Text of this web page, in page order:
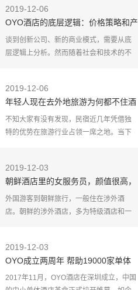
成为"兵家必争之地
2019-12-06
OYO酒店的底层逻辑：价格策略和产
品策略
谈到创新公司、新的商业模式，需要从底
层逻辑上分析。然而随着社会和技术的不
滴、拼多多、抖音
2019-12-06
年轻人现在去外地旅游为何都不住酒
店了？原来是这个原因
不知大家有没有发现，民宿近几年凭借独
特的优势在旅游行业占领一席之地。当下
明同样是提供住宿
2019-12-03
朝鲜酒店里的女服务员，颜值很高，
学历也很高
外国游客到朝鲜旅行，一般住在涉外酒
店。朝鲜的涉外酒店，多为特级酒店和一
羊角岛酒店。羊角岛
2019-12-03
OYO成立两周年 帮助19000家单体
酒店提升收益
2017年11月，OYO酒店在深圳成立，中国